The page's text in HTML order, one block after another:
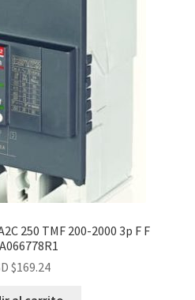
250 TMF 200-2000 3p F F
$169.24